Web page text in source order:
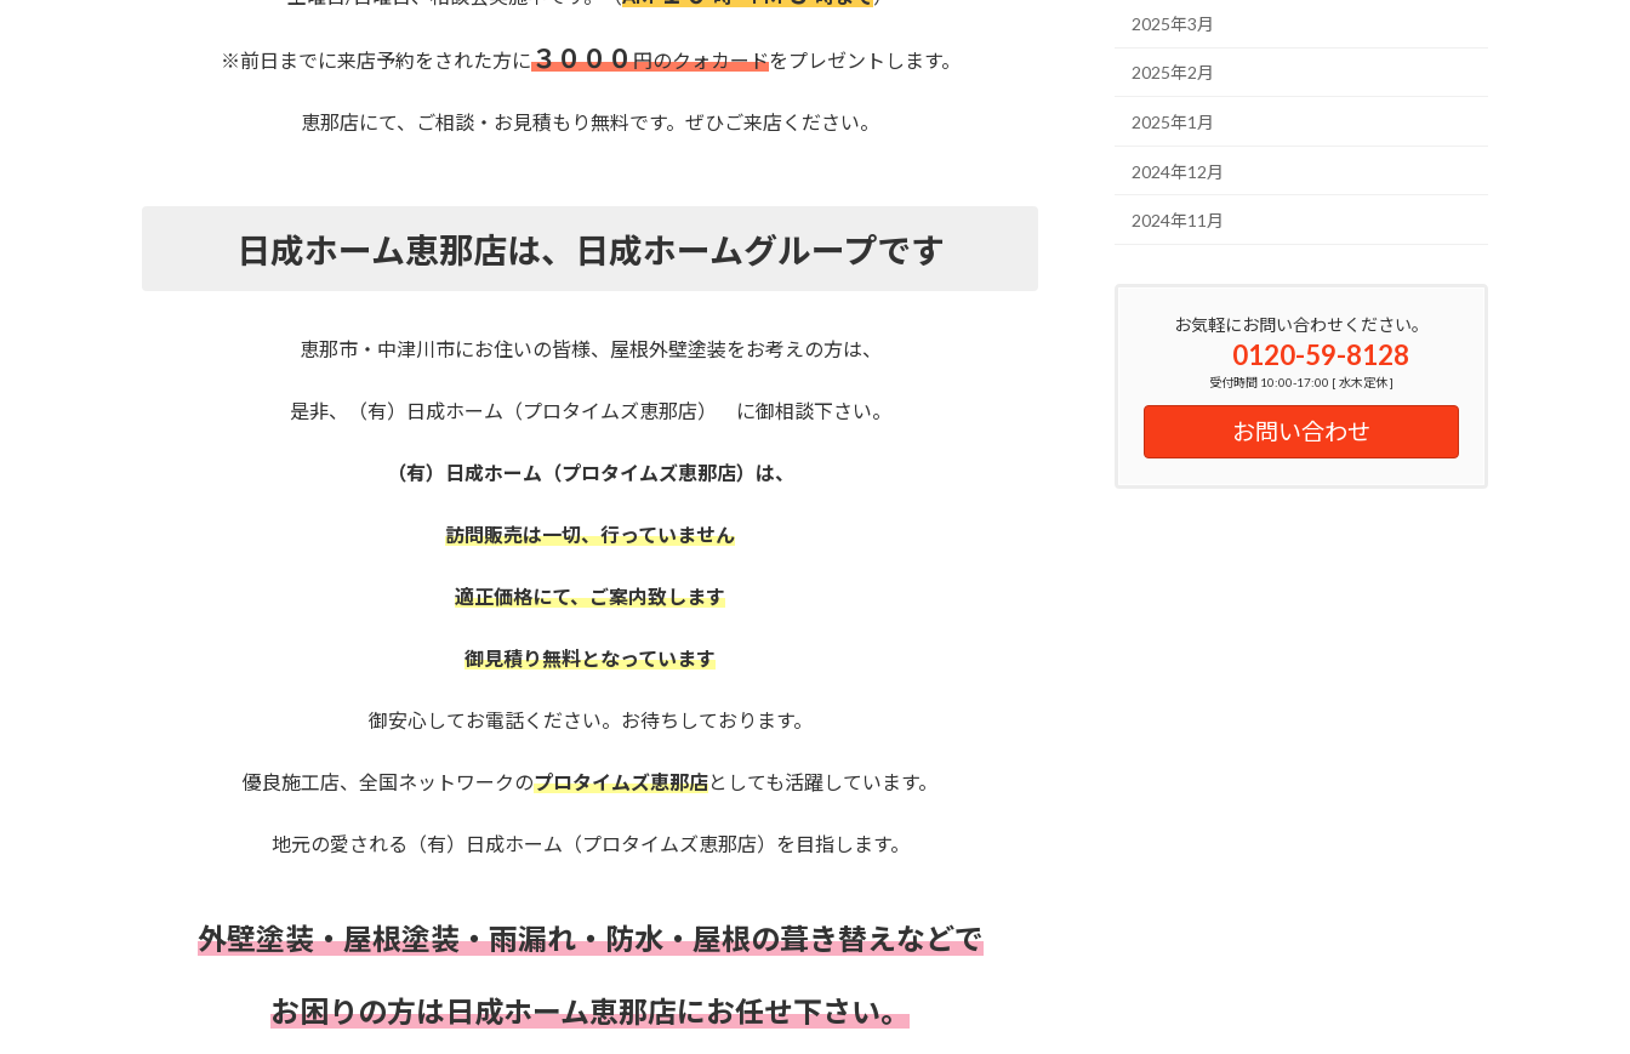
※前日までに来店予約をされた方に３０００円のクォカードをプレゼントします。
恵那店にて、ご相談・お見積もり無料です。ぜひご来店ください。
日成ホーム恵那店は、 日成ホームグループです
恵那市・中津川市にお住いの皆様、 屋根外壁塗装をお考えの方は、
是非、（有）日成ホーム（プロタイムズ恵那店） に御相談下さい。
（有）日成ホーム（プロタイムズ恵那店）は、
訪問販売は一切、行っていません
適正価格にて、ご案内致します
御見積り無料となっています
御安心してお電話ください。お待ちしております。
優良施工店、全国ネットワークのプロタイムズ恵那店としても活躍しています。
地元の愛される（有）日成ホーム（プロタイムズ恵那店）を目指します。
外壁塗装・屋根塗装・雨漏れ・防水・屋根の葺き替えなどで
お困りの方は日成ホーム恵那店にお任せ下さい。
2025年3月
2025年2月
2025年1月
2024年12月
2024年11月
お気軽にお問い合わせください。
0120-59-8128
受付時間 10:00-17:00 [ 水木定休 ]
お問い合わせ